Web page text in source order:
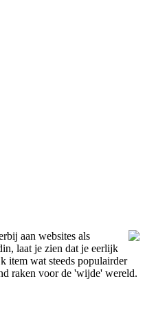
aan websites als
laat je zien dat je eerlijk
item wat steeds populairder
raken voor de 'wijde' wereld.